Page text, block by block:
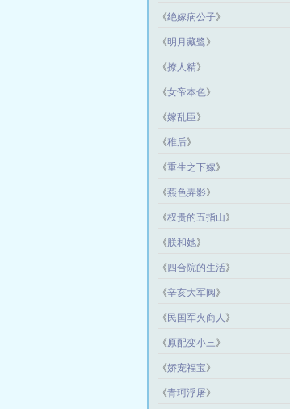
《绝嫁病公子》
《明月藏鹭》
《撩人精》
《女帝本色》
《嫁乱臣》
《稚后》
《重生之下嫁》
《燕色弄影》
《权贵的五指山》
《朕和她》
《 四合院的生活》
《辛亥大军阀 》
《 民国军火商人 》
《原配变小三》
《娇宠福宝》
《青珂浮屠》